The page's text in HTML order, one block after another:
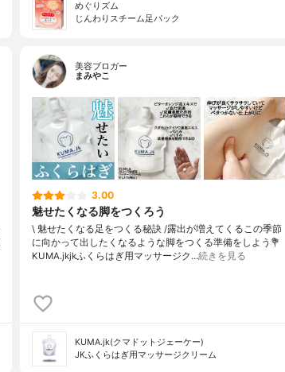
めぐりズム
じんわりスチーム足パック
美容ブロガー
まみやこ
3.00
魅せたくなる脚をつくろう
\ 魅せたくなる足をつくる秘訣 /⁡⁡露出が増えてくるこの季節
に向かって出したくなるような脚をつくる準備をしよう⁡⁡💐
KUMA.jkjkふくらはぎ用マッサージク…続きを見る
KUMA.jk(クマドットジェーケー)
JKふくらはぎ用マッサージクリーム